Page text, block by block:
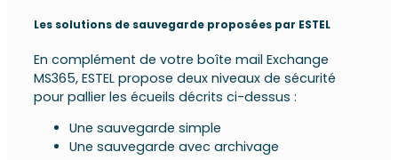
Les solutions de sauvegarde proposées par ESTEL
En complément de votre boîte mail Exchange
MS365, ESTEL propose deux niveaux de sécurité
pour pallier les écueils décrits ci-dessus :
Une sauvegarde simple
Une sauvegarde avec archivage